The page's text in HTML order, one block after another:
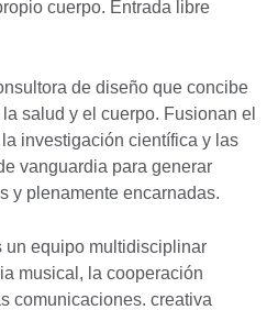
cuerpo. Entrada libre
de diseño que concibe
salud y el cuerpo. Fusionan el
investigación científica y las
vanguardia para generar
y plenamente encarnadas.
un equipo multidisciplinar
musical, la cooperación
comunicaciones. creativa